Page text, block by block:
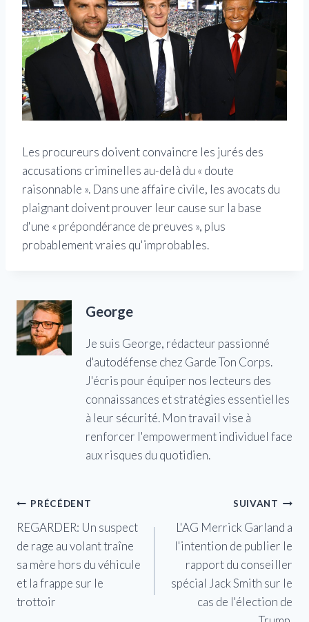
Les procureurs doivent convaincre les jurés des
accusations criminelles au-delà du « doute
raisonnable ». Dans une affaire civile, les avocats du
plaignant doivent prouver leur cause sur la base
d'une « prépondérance de preuves », plus
probablement vraies qu'improbables.
George
Je suis George, rédacteur passionné
d'autodéfense chez Garde Ton Corps.
J'écris pour équiper nos lecteurs des
connaissances et stratégies essentielles
à leur sécurité. Mon travail vise à
renforcer l'empowerment individuel face
aux risques du quotidien.
Navigation
de
l’article
PRÉCÉDENT
REGARDER: Un suspect
de rage au volant traîne
sa mère hors du véhicule
et la frappe sur le
trottoir
SUIVANT
L'AG Merrick Garland a
l'intention de publier le
rapport du conseiller
spécial Jack Smith sur le
cas de l'élection de